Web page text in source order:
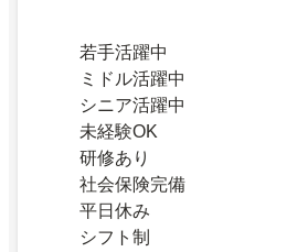
若手活躍中
ミドル活躍中
シニア活躍中
未経験OK
研修あり
社会保険完備
平日休み
シフト制